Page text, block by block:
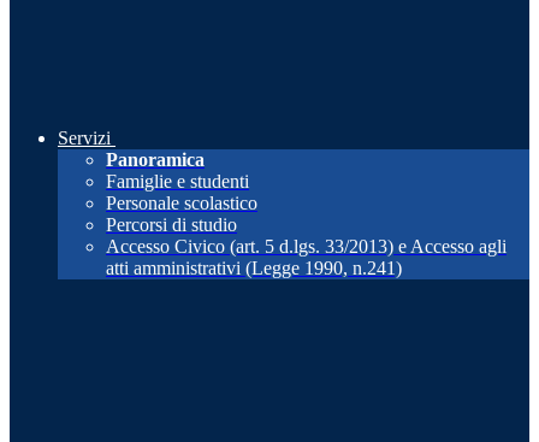
Servizi
Panoramica
Famiglie e studenti
Personale scolastico
Percorsi di studio
Accesso Civico (art. 5 d.lgs. 33/2013) e Accesso agli
atti amministrativi (Legge 1990, n.241)